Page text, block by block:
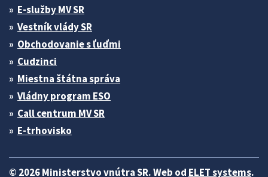
E-služby MV SR
Vestník vlády SR
Obchodovanie s ľuďmi
Cudzinci
Miestna štátna správa
Vládny program ESO
Call centrum MV SR
E-trhovisko
© 2026 Ministerstvo vnútra SR. Web od ELET systems.